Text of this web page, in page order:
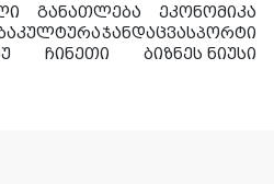
განათლება
ეკონომიკა
კულტურაჯანდაცვასპორტი
ჩინეთი ბიზნეს ნიუსი